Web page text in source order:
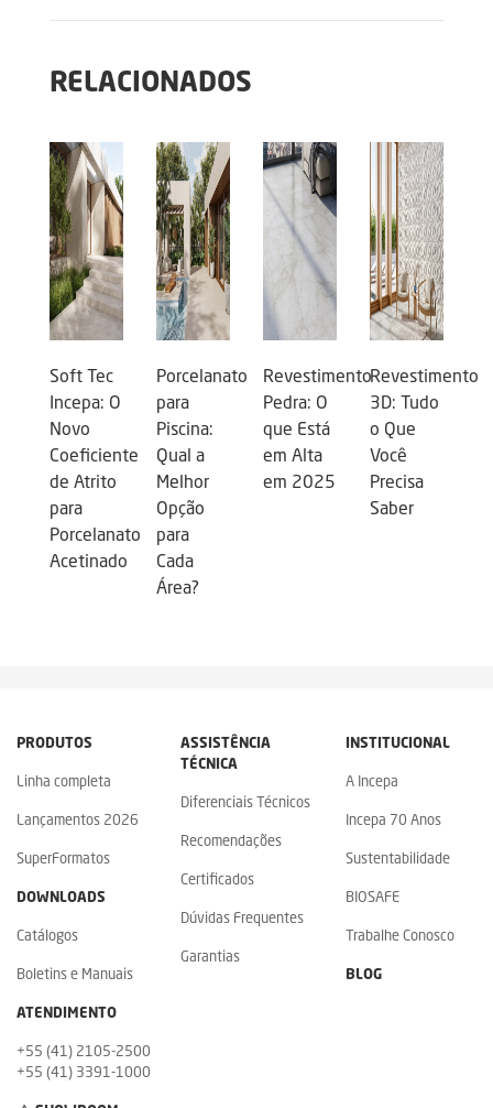
RELACIONADOS
Soft Tec
Incepa: O
Novo
Coeficiente
de Atrito
para
Porcelanato
Acetinado
Porcelanato
para
Piscina:
Qual a
Melhor
Opção
para
Cada
Área?
Revestimento
Pedra: O
que Está
em Alta
em 2025
Revestimento
3D: Tudo
o Que
Você
Precisa
Saber
PRODUTOS
Linha completa
Lançamentos 2026
SuperFormatos
DOWNLOADS
Catálogos
Boletins e Manuais
ASSISTÊNCIA
TÉCNICA
Diferenciais Técnicos
Recomendações
Certificados
Dúvidas Frequentes
Garantias
INSTITUCIONAL
A Incepa
Incepa 70 Anos
Sustentabilidade
BIOSAFE
Trabalhe Conosco
BLOG
ATENDIMENTO
+55 (41) 2105-2500
+55 (41) 3391-1000